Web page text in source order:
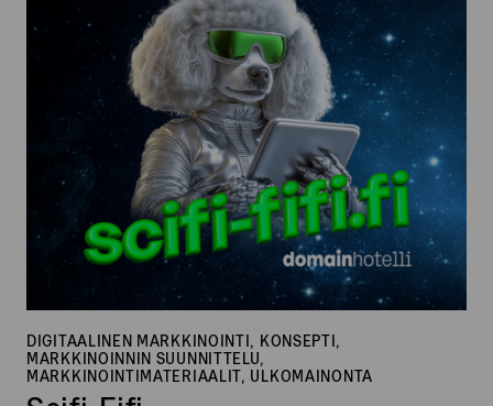
DIGITAALINEN MARKKINOINTI, KONSEPTI,
MARKKINOINNIN SUUNNITTELU,
MARKKINOINTIMATERIAALIT, ULKOMAINONTA